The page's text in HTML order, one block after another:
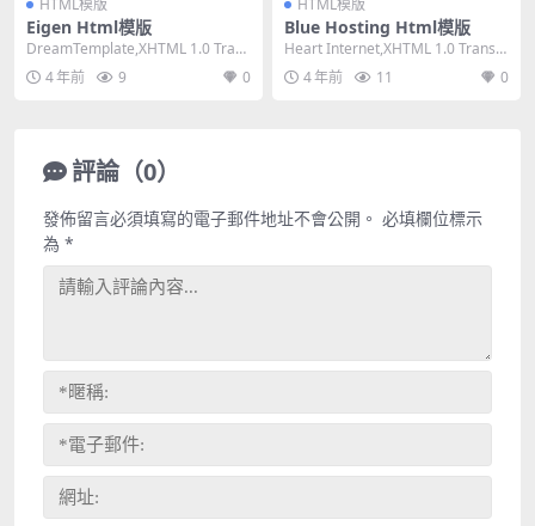
HTML模版
Eigen Html模版
DreamTemplate,XHTML 1.0 Trans
itional,Fix...
4 年前 9 0
HTML模版
Blue Hosting Html模版
Heart Internet,XHTML 1.0 Transiti
onal,Fi...
4 年前 11 0
評論（0）
發佈留言必須填寫的電子郵件地址不會公開。 必填欄位標示
為 *